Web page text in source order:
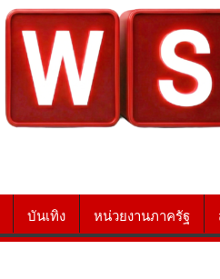
บันเทิง หน่วยงานภาครัฐ